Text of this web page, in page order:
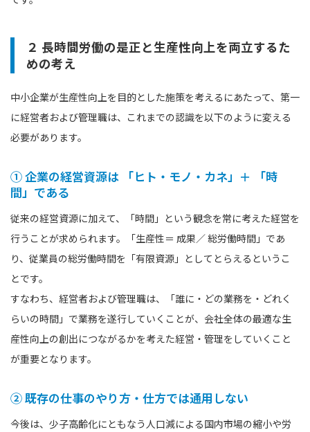
２ 長時間労働の是正と生産性向上を両立するた
めの考え
中小企業が生産性向上を目的とした施策を考えるにあたって、第一
に経営者および管理職は、これまでの認識を以下のように変える
必要があります。
① 企業の経営資源は 「ヒト・モノ・カネ」＋ 「時
間」である
従来の経営資源に加えて、「時間」という観念を常に考えた経営を
⾏うことが求められます。「生産性＝ 成果／ 総労働時間」であ
り、従業員の総労働時間を「有限資源」としてとらえるというこ
とです。
すなわち、経営者および管理職は、「誰に・どの業務を・どれく
らいの時間」で業務を遂行していくことが、会社全体の最適な生
産性向上の創出につながるかを考えた経営・管理をしていくこと
が重要となります。
② 既存の仕事のやり方・仕方では通用しない
今後は、少子高齢化にともなう人口減による国内市場の縮小や労